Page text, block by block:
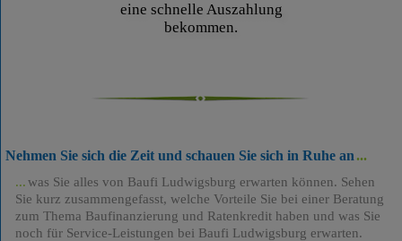
eine schnelle Auszahlung
bekommen.
Nehmen Sie sich die Zeit und schauen Sie sich in Ruhe an
was Sie alles von Baufi Ludwigsburg erwarten können. Sehen
Sie kurz zusammengefasst, welche Vorteile Sie bei einer Beratung
zum Thema Baufinanzierung und Ratenkredit haben und was Sie
noch für Service-Leistungen bei Baufi Ludwigsburg erwarten.